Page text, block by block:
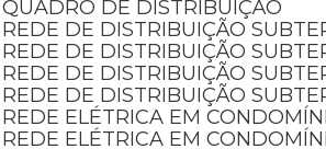
DE DISTRIBUIÇÃO
DE DISTRIBUIÇÃO
REDE DE DISTRIBUIÇÃO
DE DISTRIBUIÇÃO
DE DISTRIBUIÇÃO
ELÉTRICA EM
ELÉTRICA EM